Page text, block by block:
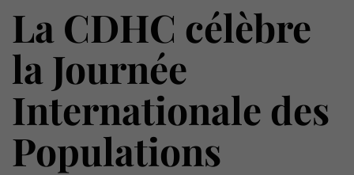
La CDHC célèbre
la Journée
Internationale des
Populations